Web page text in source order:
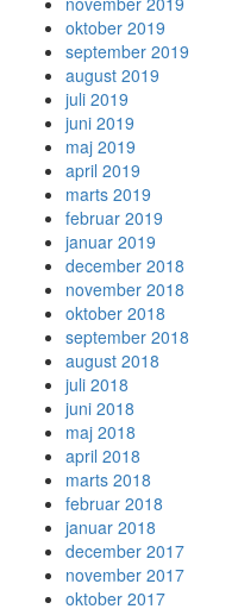
oktober 2019
september 2019
august 2019
juli 2019
juni 2019
maj 2019
april 2019
marts 2019
februar 2019
januar 2019
december 2018
november 2018
oktober 2018
september 2018
august 2018
juli 2018
juni 2018
maj 2018
april 2018
marts 2018
februar 2018
januar 2018
december 2017
november 2017
oktober 2017